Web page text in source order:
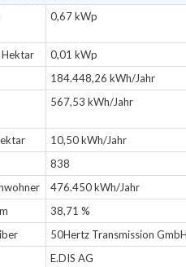
0,67 kWp
0,01 kWp
184.448,26 kWh/Jahr
567,53 kWh/Jahr
10,50 kWh/Jahr
838
476.450 kWh/Jahr
38,71 %
50Hertz Transmission GmbH
E.DIS AG